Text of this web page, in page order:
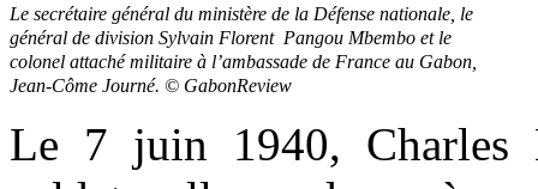
Le secrétaire général du ministère de la Défense nationale, le
général de division Sylvain Florent Pangou Mbembo et le
colonel attaché militaire à l’ambassade de France au Gabon,
Jean-Côme Journé. © GabonReview
Le 7 juin 1940, Charles